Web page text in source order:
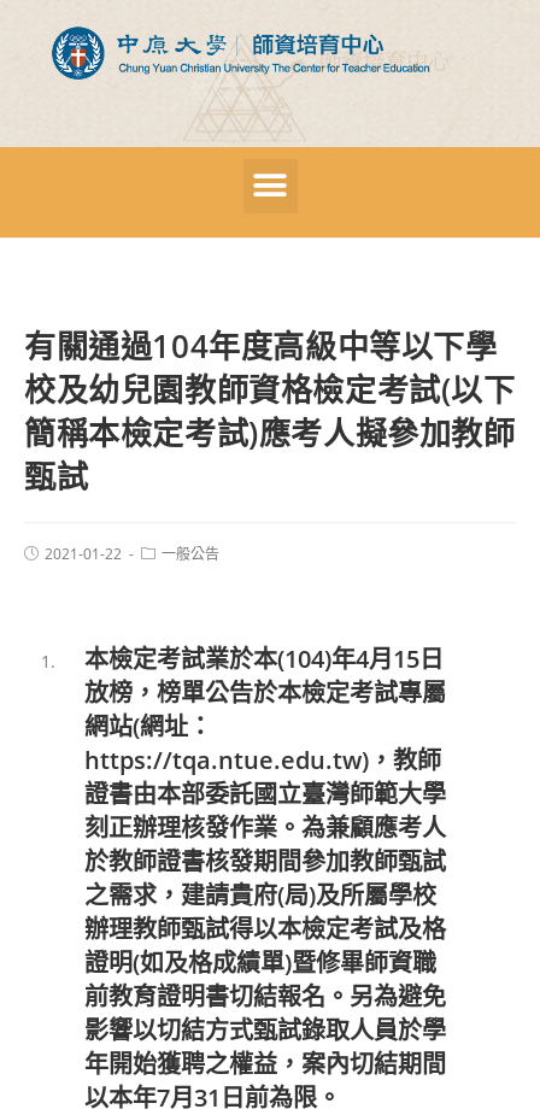
有關通過104年度高級中等以下學
校及幼兒園教師資格檢定考試(以下
簡稱本檢定考試)應考人擬參加教師
甄試
2021-01-22 一般公告
本檢定考試業於本(104)年4月15日
放榜，榜單公告於本檢定考試專屬
網站(網址：
https://tqa.ntue.edu.tw)，教師
證書由本部委託國立臺灣師範大學
刻正辦理核發作業。為兼顧應考人
於教師證書核發期間參加教師甄試
之需求，建請貴府(局)及所屬學校
辦理教師甄試得以本檢定考試及格
證明(如及格成績單)暨修畢師資職
前教育證明書切結報名。另為避免
影響以切結方式甄試錄取人員於學
年開始獲聘之權益，案內切結期間
以本年7月31日前為限。